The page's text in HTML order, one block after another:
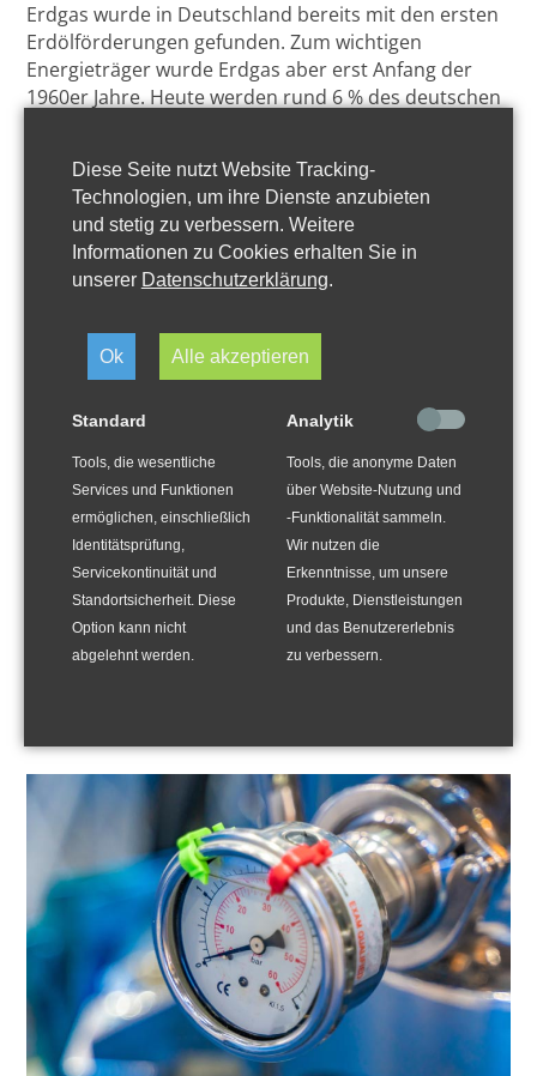
Erdgas wurde in Deutschland bereits mit den ersten
Erdölförderungen gefunden. Zum wichtigen
Energieträger wurde Erdgas aber erst Anfang der
1960er Jahre. Heute werden rund 6 % des deutschen
Seit Beginn der Erdgasförderung sind Unternehmen
aus der Region Celle bei der Erschließung und
Förderung des Energieträgers im Einsatz. Eine
Vielzahl der Bohrungen wurden mit Bohranlagen von
Energieversorger wie ExxonMobil, wintershall dea,
Vermilion Energy, CEP Central European Petroleum
GmbH, Neptune Energy liefern Celler Unternehmen
im Förderbetrieb fortlaufend Services am Bohrloch –
von der Oberfläche bis in die Tiefe. Sicherheit und
Qualität stehen dabei an erster Stelle. Neue
Technologien und wirtschaftliche Bohrverfahren
ermöglichen die Erschließung neuer Erdgasreserven.
Über die konventionellen Vorkommen in porösen
und durchlässigen Gesteinsschichten hinaus existiert
ein enormes Potential bislang nicht erschlossener
unkonventioneller Lagerstätten. Hier ist das Gas in
Diese Seite nutzt Website Tracking-
Technologien, um ihre Dienste anzubieten
und stetig zu verbessern. Weitere
Informationen zu Cookies erhalten Sie in
unserer Datenschutzerklärung.
Ok Alle akzeptieren
Standard
Tools, die wesentliche
Services und Funktionen
ermöglichen, einschließlich
Identitätsprüfung,
Servicekontinuität und
Standortsicherheit. Diese
Option kann nicht
abgelehnt werden.
Analytik
Tools, die anonyme Daten
über Website-Nutzung und
-Funktionalität sammeln.
Wir nutzen die
Erkenntnisse, um unsere
Produkte, Dienstleistungen
und das Benutzererlebnis
zu verbessern.